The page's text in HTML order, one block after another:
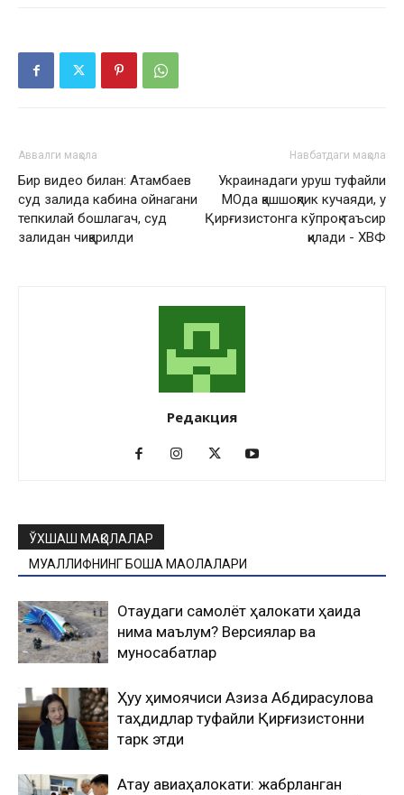
Аввалги мақола
Бир видео билан: Атамбаев
суд залида кабина ойнагани
тепкилай бошлагач, суд
залидан чиқарилди
Навбатдаги мақола
Украинадаги уруш туфайли
МОда қашшоқлик кучаяди, у
Қирғизистонга кўпроқ таъсир
қилади - ХВФ
Редакция
ЎХШАШ МАҚОЛАЛАР
МУАЛЛИФНИНГ БОШҚА МАҚОЛАЛАРИ
Оқтаудаги самолёт ҳалокати ҳақида
нима маълум? Версиялар ва
муносабатлар
Ҳуқуқ ҳимоячиси Азиза Абдирасулова
таҳдидлар туфайли Қирғизистонни
тарк этди
Ақтау авиаҳалокати: жабрланган